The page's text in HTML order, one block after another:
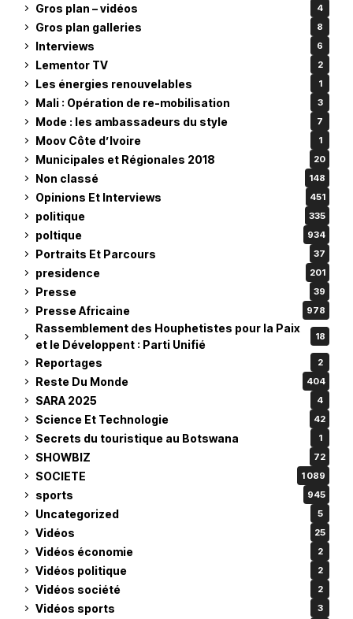
Gros plan – vidéos 4
Gros plan galleries 8
Interviews 6
Lementor TV 2
Les énergies renouvelables 1
Mali : Opération de re-mobilisation 3
Mode : les ambassadeurs du style 7
Moov Côte d’Ivoire 1
Municipales et Régionales 2018 20
Non classé 148
Opinions Et Interviews 451
politique 335
poltique 934
Portraits Et Parcours 37
presidence 201
Presse 39
Presse Africaine 978
Rassemblement des Houphetistes pour la Paix
et le Développent : Parti Unifié
18
Reportages 2
Reste Du Monde 404
SARA 2025 4
Science Et Technologie 42
Secrets du touristique au Botswana 1
SHOWBIZ 72
SOCIETE 1 089
sports 945
Uncategorized 5
Vidéos 25
Vidéos économie 2
Vidéos politique 2
Vidéos société 2
Vidéos sports 3